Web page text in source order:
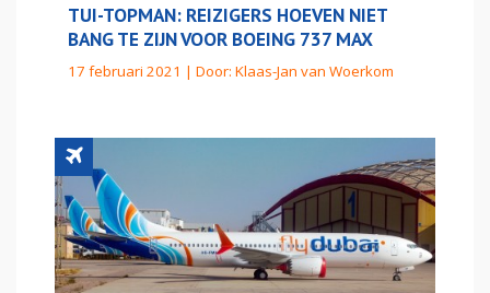
TUI-TOPMAN: REIZIGERS HOEVEN NIET
BANG TE ZIJN VOOR BOEING 737 MAX
17 februari 2021 | Door: Klaas-Jan van Woerkom